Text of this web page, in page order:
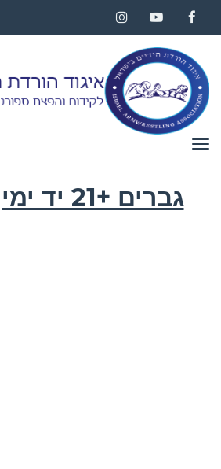
Facebook
YouTube
Instagram
תפריט
גברים +21 יד ימין 90 ק"ג